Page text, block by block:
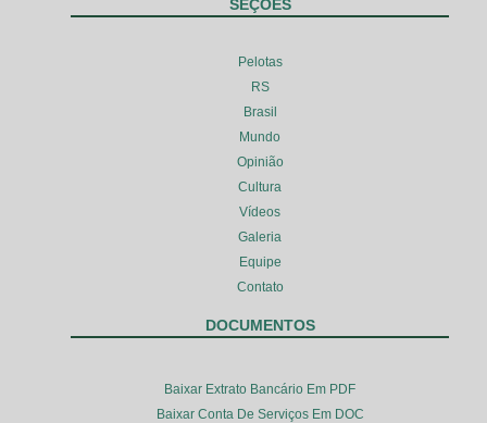
SEÇÕES
Pelotas
RS
Brasil
Mundo
Opinião
Cultura
Vídeos
Galeria
Equipe
Contato
DOCUMENTOS
Baixar Extrato Bancário Em PDF
Baixar Conta De Serviços Em DOC